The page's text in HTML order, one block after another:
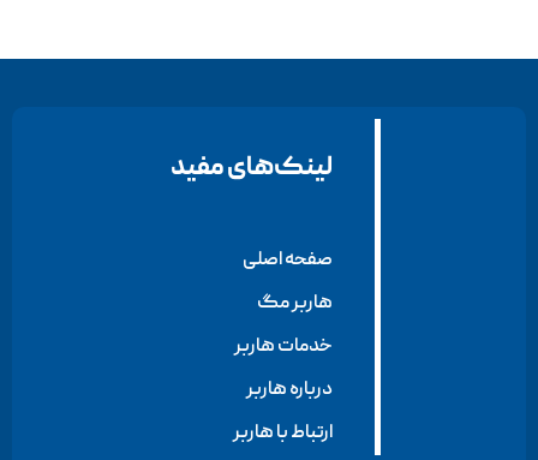
لینک‌های مفید
صفحه اصلی
هاربر مگ
خدمات هاربر
درباره هاربر
ارتباط با هاربر